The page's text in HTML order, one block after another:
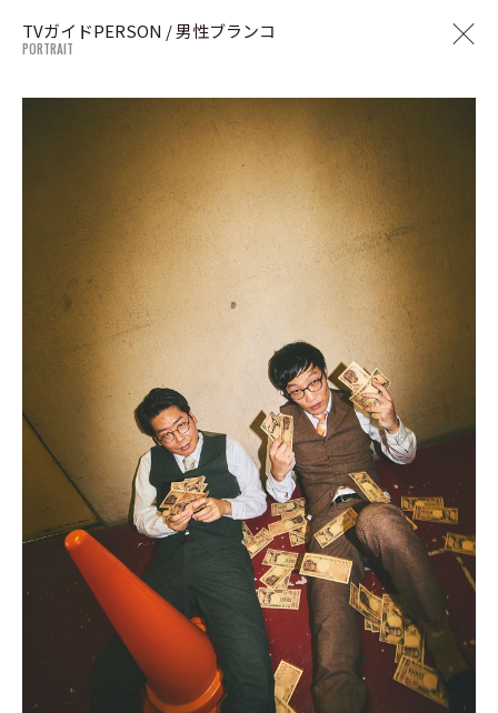
TVガイドPERSON / 男性ブランコ
PORTRAIT